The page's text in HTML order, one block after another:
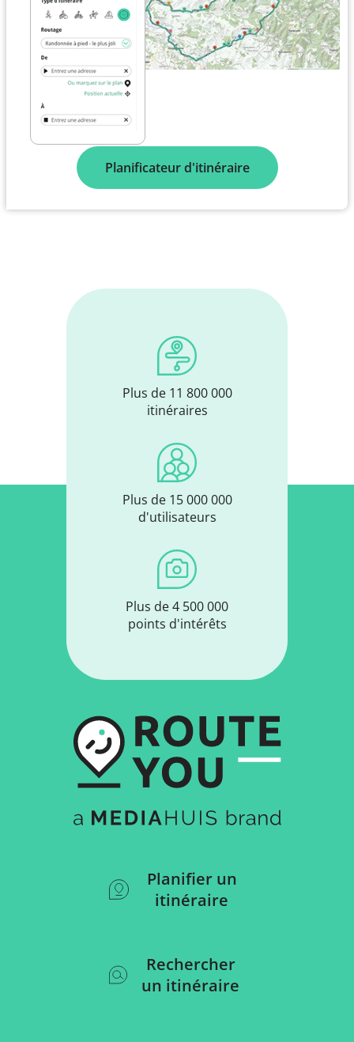
Planificateur d'itinéraire
Plus de 11 800 000
itinéraires
Plus de 15 000 000
d'utilisateurs
Plus de 4 500 000
points d'intérêts
Planifier un
itinéraire
Rechercher
un itinéraire